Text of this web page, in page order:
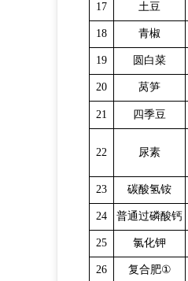
17 土豆
18 青椒
19 圆白菜
20 莴笋
21 四季豆
22 尿素
23 碳酸氢铵
24 普通过磷酸钙
25 氯化钾
26 复合肥①